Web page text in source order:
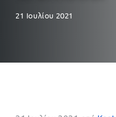
21 Ιουλίου 2021